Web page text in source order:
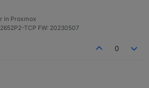
in Proxmox
TCP FW: 20230507
0